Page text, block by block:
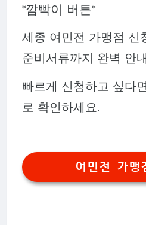
*깜빡이 버튼*
세종 여민전 가맹점 신
준비서류까지 완벽 안
빠르게 신청하고 싶다
로 확인하세요.
여민전 가맹